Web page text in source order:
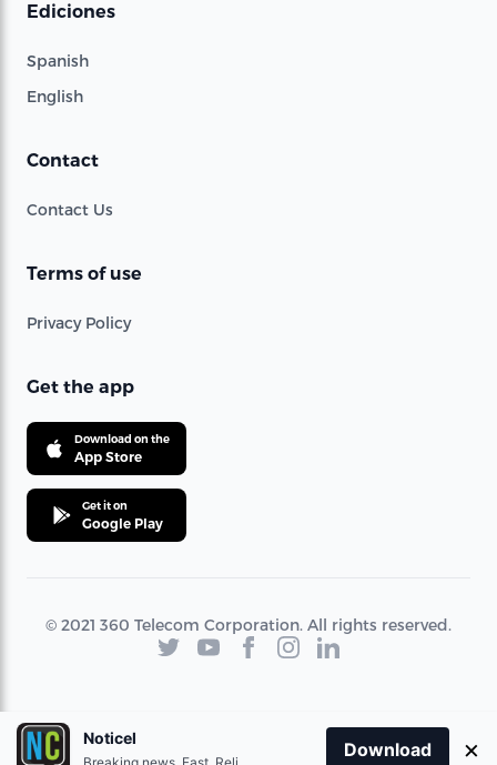
Ediciones
Spanish
English
Contact
Contact Us
Terms of use
Privacy Policy
Get the app
Download on the
App Store
Get it on
Google Play
© 2021 360 Telecom Corporation. All rights reserved.
Noticel
Download ×